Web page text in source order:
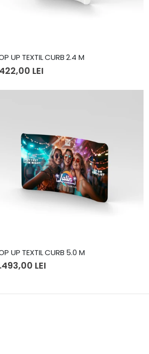
UP TEXTIL CURB 2.4 M
LEI
UP TEXTIL CURB 5.0 M
LEI